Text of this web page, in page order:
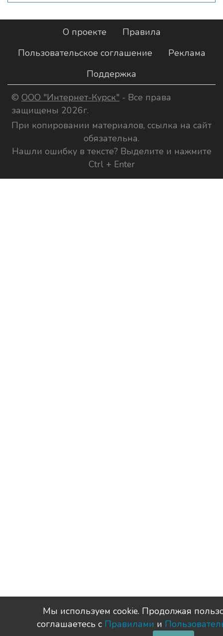
О проекте
Правила
Пользовательское соглашение
Реклама
Поддержка
© ООО "Интернет-Курск" - Все права
защищены 2026г.
При копировании материалов, ссылка на сайт
обязательна.
Нашли ошибку в тексте? Выделите и нажмите
Ctrl + Enter
Мы используем сookie. Продолжая
соглашаетесь с Правилами и